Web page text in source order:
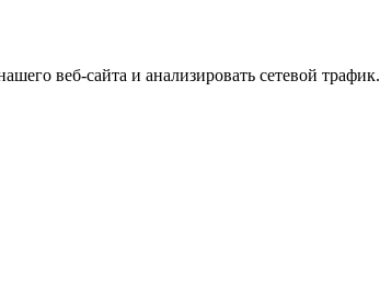
веб-сайта и анализировать сетевой трафик.